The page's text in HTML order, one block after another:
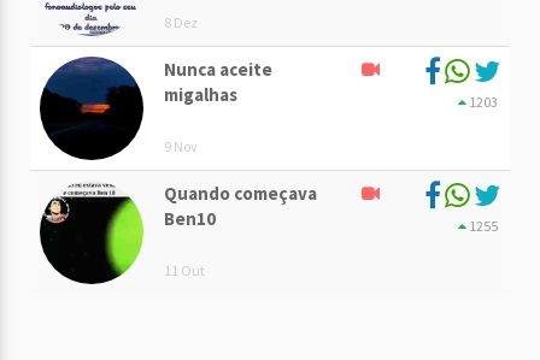
8 Dez
Nunca aceite
migalhas
9 Nov
1203
Quando começava
Ben10
11 Out
1255